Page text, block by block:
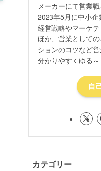
メーカーにて営業
2023年5月に中小企
経営戦略やマーケ
ほか、営業として
ションのコツなど
分かりやすくゆる～
自
カテゴリー